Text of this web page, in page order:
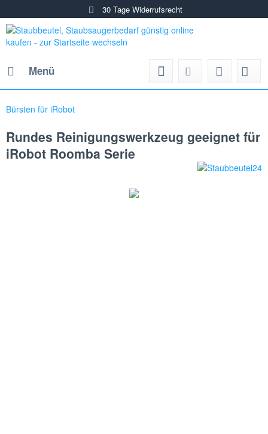
30 Tage Widerrufsrecht
Menü
Bürsten für iRobot
Rundes Reinigungswerkzeug geeignet für
iRobot Roomba Serie